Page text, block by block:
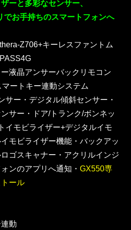
ーと多彩なセンサー、
でお手持ちのスマートフォンへ
Z706+キーレスファントム
液晶アンサーバックリモコン
ートキー連動システム
サー・デジタル傾斜センサー・
サー・ドア/トランク/ボンネッ
イモビライザー+デジタルイモ
モビライザー機能・バックアッ
ゴスキャナー・アクリルインジ
ンのアプリへ通知・ GX550専
ール
動